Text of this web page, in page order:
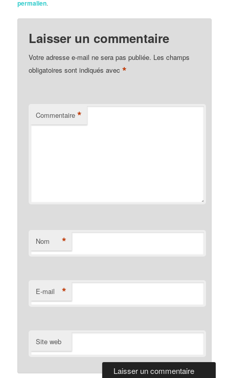
permalien.
Laisser un commentaire
Votre adresse e-mail ne sera pas publiée. Les champs
obligatoires sont indiqués avec*
Commentaire *
Nom *
E-mail *
Site web